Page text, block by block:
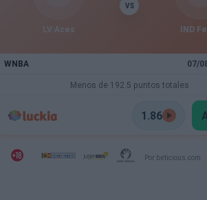
LV Aces
VS
IND
WNBA 07/
Menos de 192.5 puntos totales
1.86
Por beticious.com